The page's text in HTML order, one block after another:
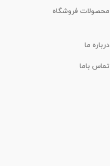
محصولات فروشگاه
درباره ما
تماس باما